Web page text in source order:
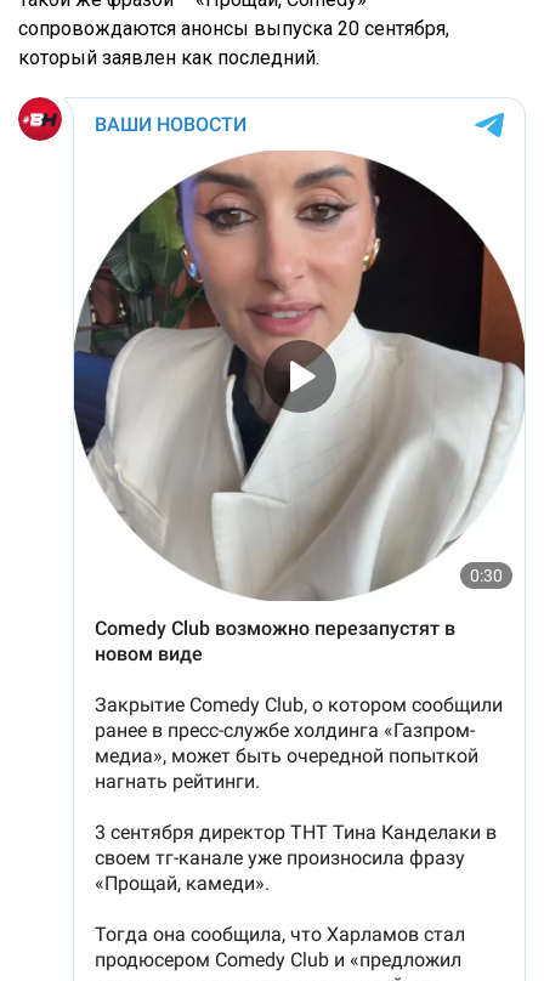
сопровождаются анонсы выпуска 20 сентября,
который заявлен как последний.